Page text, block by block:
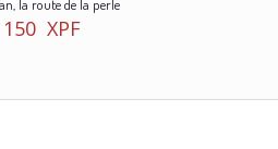
la route de la perle
XPF